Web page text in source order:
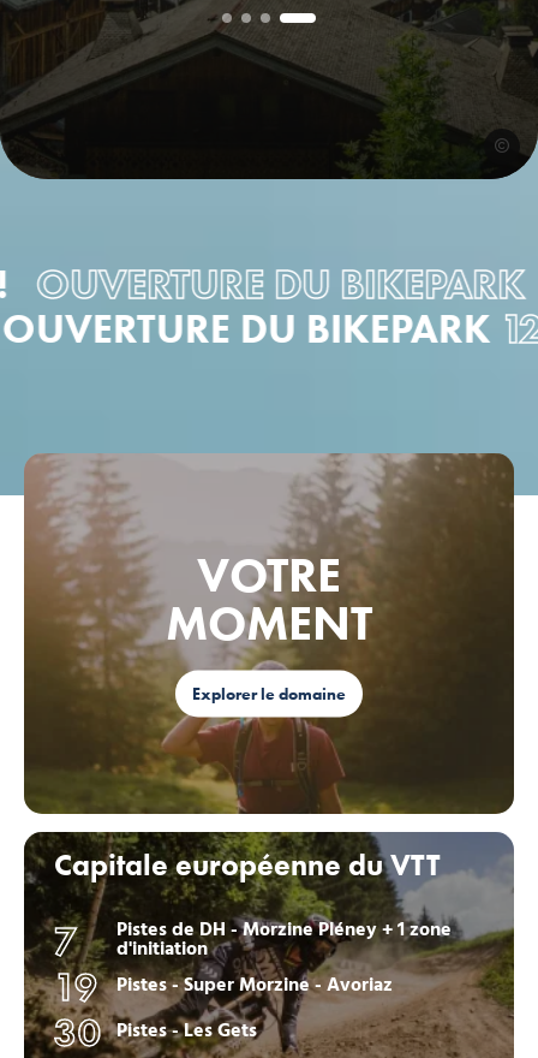
EVOQ
©Ollie
©VTL
DU BIKEPARK12
!OUVERTURE DU
VOTRE
MOMENT
Explorer le domaine
Capitale européenne du VTT
7 Pistes de DH - Morzine Pléney + 1 zone
d'initiation
19 Pistes - Super Morzine - Avoriaz
30 Pistes - Les Gets